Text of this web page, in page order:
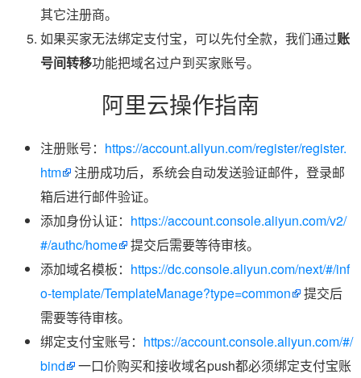
其它注册商。
如果买家无法绑定支付宝，可以先付全款，我们通过账
号间转移功能把域名过户到买家账号。
阿里云操作指南
注册账号： https://account.aliyun.com/register/register.
htm
注册成功后，系统会自动发送验证邮件，登录邮
箱后进行邮件验证。
添加身份认证： https://account.console.aliyun.com/v2/
#/authc/home
提交后需要等待审核。
添加域名模板： https://dc.console.aliyun.com/next/#/inf
o-template/TemplateManage?type=common
提交后
需要等待审核。
绑定支付宝账号： https://account.console.aliyun.com/#/
bind
一口价购买和接收域名push都必须绑定支付宝账